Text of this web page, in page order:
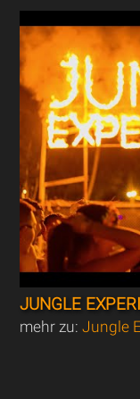
JUNGLE
mehr zu:Jungle